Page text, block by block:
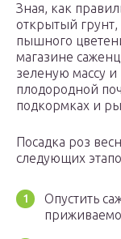
Зная, как
открытый грунт,
пышного
магазине
зеленую массу
плодородной
подкормках и
Посадка роз
следующих
Опустить